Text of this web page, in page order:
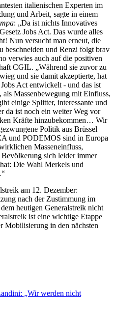
italienischen Experten im
und Arbeit, sagte in einem
: „Da ist nichts Innovatives
Jobs Act. Das wurde alles
Nun versucht man erneut, die
beschneiden und Renzi folgt brav
verwies auch auf die positiven
CGIL. „Während sie zuvor zu
und sie damit akzeptierte, hat
Act entwickelt - und das ist
Massenbewegung mit Einfluss,
einige Splitter, interessante und
da ist noch ein weiter Weg vor
Kräfte hinzubekommen… Wir
Politik aus Brüssel
und PODEMOS sind in Europa
Masseneinfluss,
sich leider immer
Die Wahl Merkels und
am 12. Dezember:
nach der Zustimmung im
heutigen Generalstreik nicht
ist eine wichtige Etappe
Mobilisierung in den nächsten
„Wir werden nicht